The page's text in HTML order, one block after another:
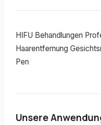
HIFU Behandlungen
Haarentfernung
Pen
Unsere